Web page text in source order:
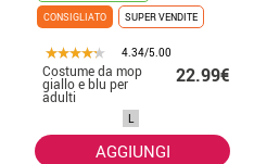
CONSIGLIATO
SUPER VENDITE
4.34/5.00
Costume da mop
giallo e blu per
adulti
22.99€
L
AGGIUNGI